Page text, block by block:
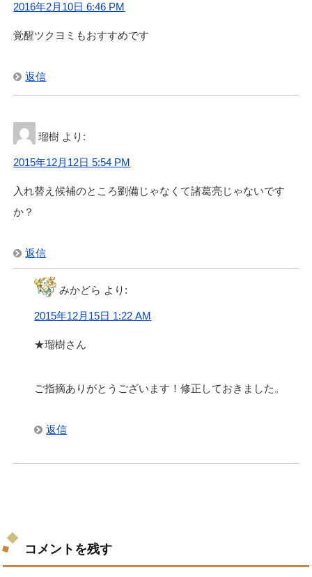
2016年2月10日 6:46 PM
覚醒ツクヨミもおすすめです
返信
瑠樹 より:
2015年12月12日 5:54 PM
入れ替え候補のところ劉備じゃなくて諸葛亮じゃないです
か？
返信
みかどら より:
2015年12月15日 1:22 AM
★瑠樹さん
ご指摘ありがとうございます！修正しておきました。
返信
コメントを残す